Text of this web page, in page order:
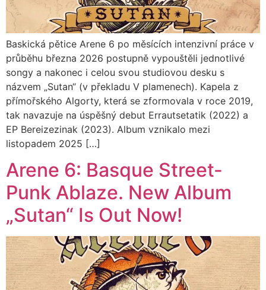
Baskická pětice Arene 6 po měsících intenzivní práce v
průběhu března 2026 postupně vypouštěli jednotlivé
songy a nakonec i celou svou studiovou desku s
názvem „Sutan“ (v překladu V plamenech). Kapela z
přímořského Algorty, která se zformovala v roce 2019,
tak navazuje na úspěšný debut Errautsetatik (2022) a
EP Bereizezinak (2023). Album vznikalo mezi
listopadem 2025 […]
Arene 6: Basque Street-
Punk Ablaze. New Album
„Sutan“ Is Out Now!